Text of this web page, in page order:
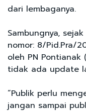
dari lembaganya.
Sambungnya,
nomor: 8/Pid.Pra/
oleh PN
tidak ada update
“Publik perlu
jangan sampai